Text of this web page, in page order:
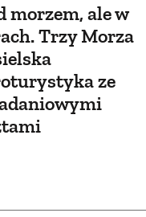
morzem, ale w
Trzy Morza
ze